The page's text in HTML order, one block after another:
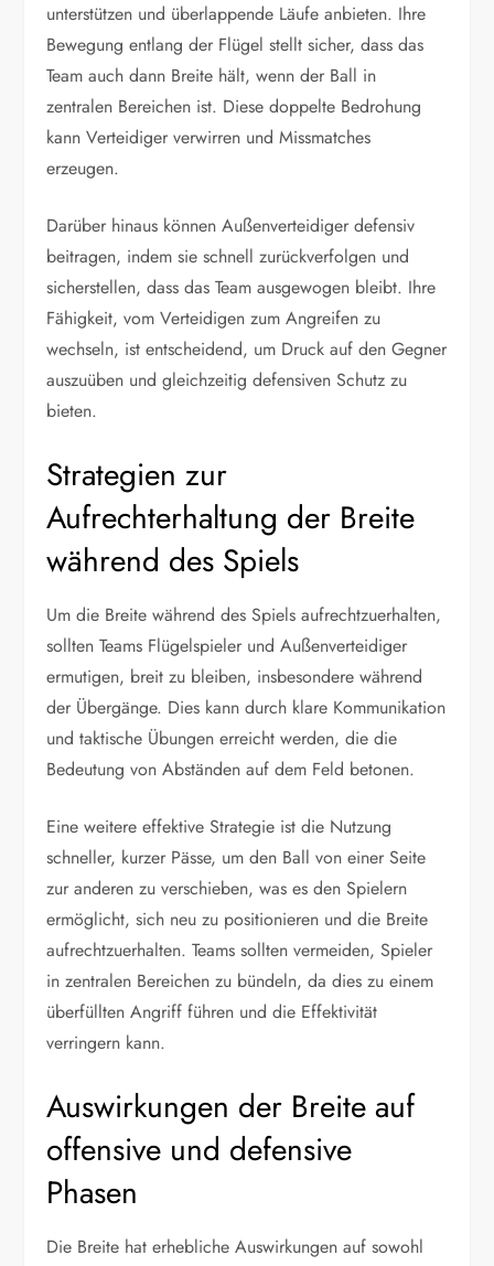
unterstützen und überlappende Läufe anbieten. Ihre
Bewegung entlang der Flügel stellt sicher, dass das
Team auch dann Breite hält, wenn der Ball in
zentralen Bereichen ist. Diese doppelte Bedrohung
kann Verteidiger verwirren und Missmatches
erzeugen.
Darüber hinaus können Außenverteidiger defensiv
beitragen, indem sie schnell zurückverfolgen und
sicherstellen, dass das Team ausgewogen bleibt. Ihre
Fähigkeit, vom Verteidigen zum Angreifen zu
wechseln, ist entscheidend, um Druck auf den Gegner
auszuüben und gleichzeitig defensiven Schutz zu
bieten.
Strategien zur
Aufrechterhaltung der Breite
während des Spiels
Um die Breite während des Spiels aufrechtzuerhalten,
sollten Teams Flügelspieler und Außenverteidiger
ermutigen, breit zu bleiben, insbesondere während
der Übergänge. Dies kann durch klare Kommunikation
und taktische Übungen erreicht werden, die die
Bedeutung von Abständen auf dem Feld betonen.
Eine weitere effektive Strategie ist die Nutzung
schneller, kurzer Pässe, um den Ball von einer Seite
zur anderen zu verschieben, was es den Spielern
ermöglicht, sich neu zu positionieren und die Breite
aufrechtzuerhalten. Teams sollten vermeiden, Spieler
in zentralen Bereichen zu bündeln, da dies zu einem
überfüllten Angriff führen und die Effektivität
verringern kann.
Auswirkungen der Breite auf
offensive und defensive
Phasen
Die Breite hat erhebliche Auswirkungen auf sowohl